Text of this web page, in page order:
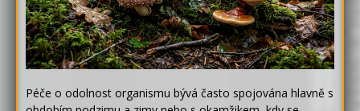
Péče o odolnost organismu bývá často spojována hlavně s